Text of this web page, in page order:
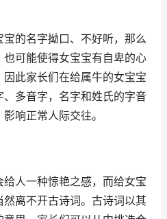
的名字拗口、不好听，那么
可能使得女宝宝有自卑的心
此家长们在给属牛的女宝宝
多音字，名字和姓氏的字音
响正常人际交往。
人一种惊艳之感，而给女宝
离不开古诗词。古诗词以其